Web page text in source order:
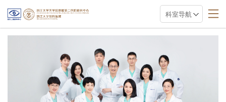
科室导航